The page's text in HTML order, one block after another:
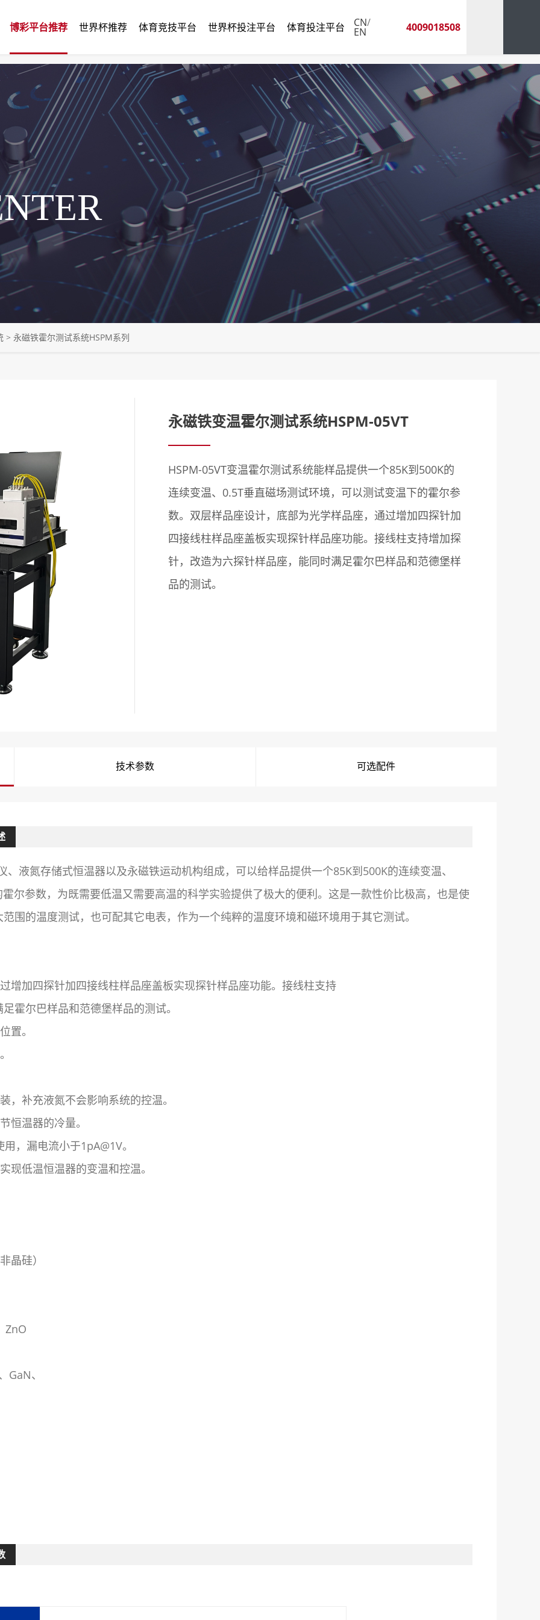
博彩平台推荐 世界杯推荐 体育竞技平台 世界杯投注平台 体育投注平台 CN/
EN 4009018508
> 永磁铁霍尔测试系统HSPM系列
永磁铁变温霍尔测试系统HSPM-05VT
HSPM-05VT变温霍尔测试系统能样品提供一个85K到500K的
连续变温、0.5T垂直磁场测试环境，可以测试变温下的霍尔参
数。双层样品座设计，底部为光学样品座，通过增加四探针加
四接线柱样品座盖板实现探针样品座功能。接线柱支持增加探
针，改造为六探针样品座，能同时满足霍尔巴样品和范德堡样
品的测试。
技术参数 可选配件
液氮存储式恒温器以及永磁铁运动机构组成，可以给样品提供一个85K到500K的连续变温、
尔参数，为既需要低温又需要高温的科学实验提供了极大的便利。这是一款性价比极高，也是使
围的温度测试，也可配其它电表，作为一个纯粹的温度环境和磁环境用于其它测试。
增加四探针加四接线柱样品座盖板实现探针样品座功能。接线柱支持
霍尔巴样品和范德堡样品的测试。
置。
，补充液氮不会影响系统的控温。
恒温器的冷量。
，漏电流小于1pA@1V。
现低温恒温器的变温和控温。
晶硅）
ZnO
GaN、